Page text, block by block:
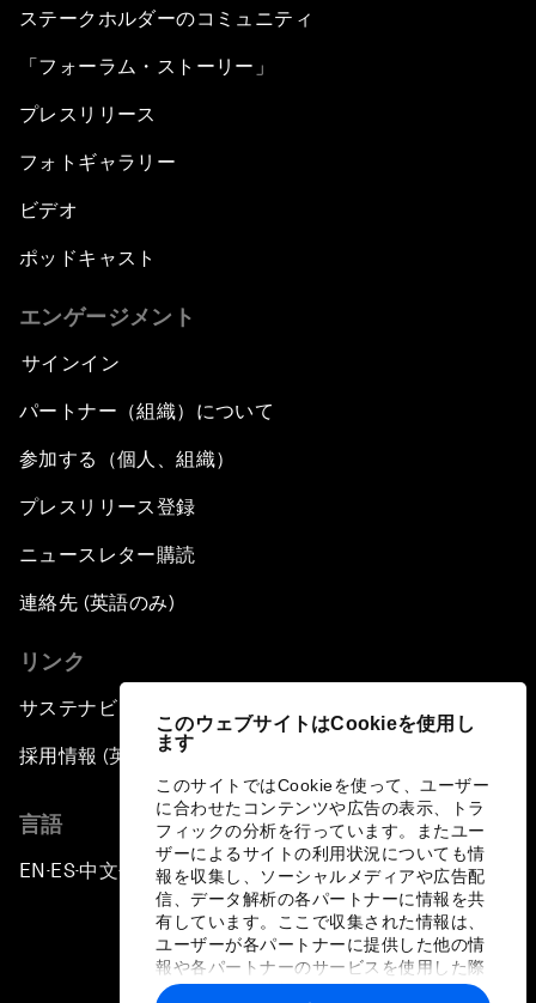
このウェブサイトはCookieを使用し
ます
このサイトではCookieを使って、ユーザー
に合わせたコンテンツや広告の表示、トラ
フィックの分析を行っています。またユー
ザーによるサイトの利用状況についても情
報を収集し、ソーシャルメディアや広告配
信、データ解析の各パートナーに情報を共
有しています。ここで収集された情報は、
ユーザーが各パートナーに提供した他の情
報や各パートナーのサービスを使用した際
に収集された情報と組み合わされ、各パー
ステークホルダーのコミュニティ
「フォーラム・ストーリー」
プレスリリース
フォトギャラリー
ビデオ
ポッドキャスト
エンゲージメント
サインイン
パートナー（組織）について
参加する（個人、組織）
プレスリリース登録
ニュースレター購読
連絡先 (英語のみ)
リンク
サステナビリティへの取り組み
採用情報 (英語のみ)
言語
EN ▪ES▪中文▪ 日本語